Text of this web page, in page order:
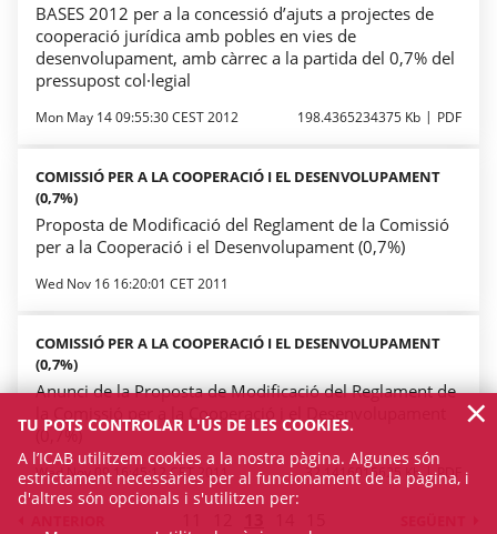
BASES 2012 per a la concessió d’ajuts a projectes de
cooperació jurídica amb pobles en vies de
desenvolupament, amb càrrec a la partida del 0,7% del
pressupost col·legial
Mon May 14 09:55:30 CEST 2012 198.4365234375 Kb PDF
COMISSIÓ PER A LA COOPERACIÓ I EL DESENVOLUPAMENT
(0,7%)
Proposta de Modificació del Reglament de la Comissió
per a la Cooperació i el Desenvolupament (0,7%)
Wed Nov 16 16:20:01 CET 2011
COMISSIÓ PER A LA COOPERACIÓ I EL DESENVOLUPAMENT
(0,7%)
Anunci de la Proposta de Modificació del Reglament de
la Comissió per a la Cooperació i el Desenvolupament
(0,7%)
Wed Nov 09 16:45:12 CET 2011 32.1416015625 Kb PDF
TU POTS CONTROLAR L'ÚS DE LES COOKIES.
A l’ICAB utilitzem cookies a la nostra pàgina. Algunes són
estrictament necessàries per al funcionament de la pàgina, i
d'altres són opcionals i s'utilitzen per:
×